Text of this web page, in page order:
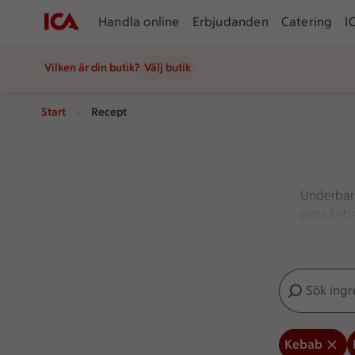
Handla online Erbjudanden Catering
Vilken är din butik? Välj butik
Start Recept
goda
Sök
Inga förslag
Kebab